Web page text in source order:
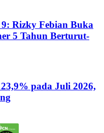
Rizky Febian Buka
5 Tahun Berturut-
pada Juli 2026,